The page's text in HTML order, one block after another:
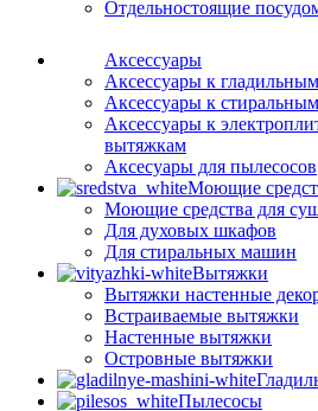
Отдельностоящие
Аксессуары
Аксессуары к
Аксессуары к
Аксессуары к
вытяжкам
Аксесуары для пылесосов
Моющие
Моющие средства для
Для духовых шкафов
Для стиральных машин
Вытяжки
Вытяжки настенные
Встраиваемые вытяжки
Настенные вытяжки
Островные вытяжки
Пылесосы